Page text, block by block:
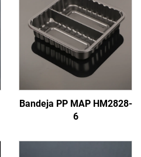
Bandeja PP MAP HM2828-
6